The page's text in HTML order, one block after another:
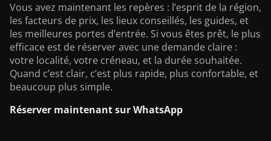
Vous avez maintenant les repères : l’esprit de la région,
les facteurs de prix, les lieux conseillés, les guides, et
les meilleures portes d’entrée. Si vous êtes prêt, le plus
efficace est de réserver avec une demande claire :
votre localité, votre créneau, et la durée souhaitée.
Quand c’est clair, c’est plus rapide, plus confortable, et
beaucoup plus simple.
Réserver maintenant sur WhatsApp